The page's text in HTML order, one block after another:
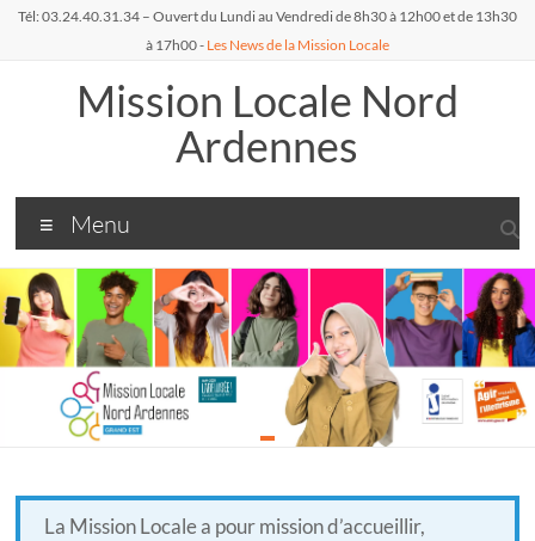
AllerTél: 03.24.40.31.34 – Ouvert du Lundi au Vendredi de 8h30 à 12h00 et de 13h30
à 17h00 - Les News de la Mission Locale
Mission Locale Nord
Ardennes
Menu
La Mission Locale a pour mission d’accueillir,